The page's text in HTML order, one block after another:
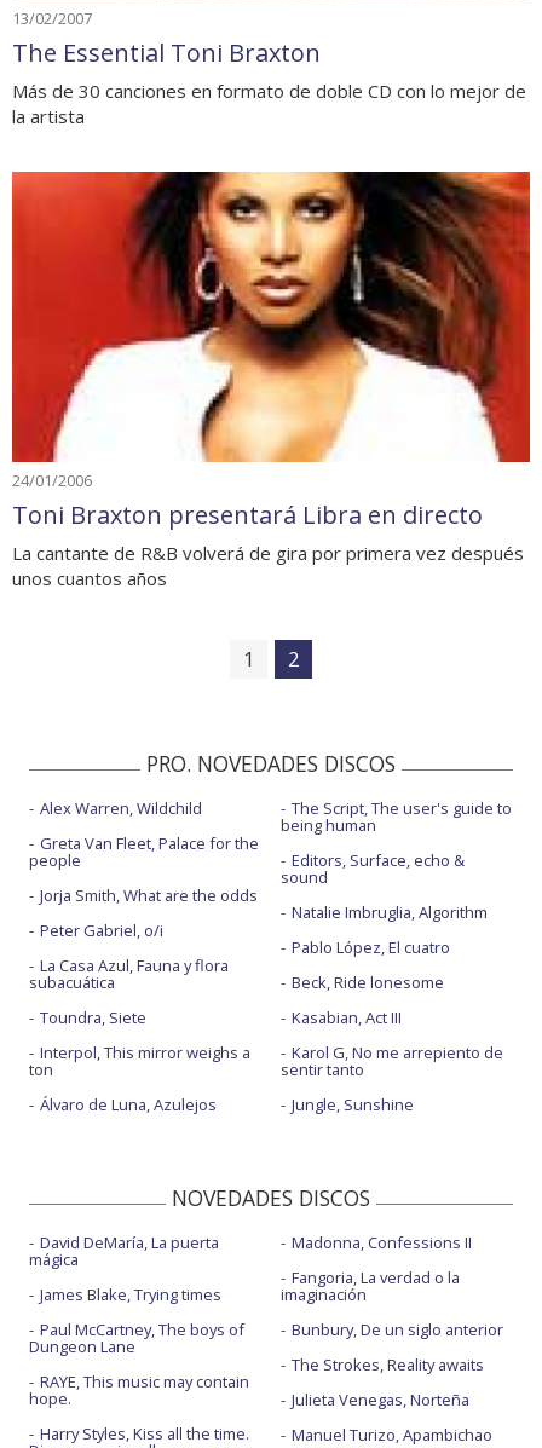
13/02/2007
The Essential Toni Braxton
Más de 30 canciones en formato de doble CD con lo mejor de
la artista
24/01/2006
Toni Braxton presentará Libra en directo
La cantante de R&B volverá de gira por primera vez después
unos cuantos años
1 2
PRO. NOVEDADES DISCOS
Alex Warren, Wildchild
Greta Van Fleet, Palace for the
people
Jorja Smith, What are the odds
Peter Gabriel, o/i
La Casa Azul, Fauna y flora
subacuática
Toundra, Siete
Interpol, This mirror weighs a
ton
Álvaro de Luna, Azulejos
The Script, The user's guide to
being human
Editors, Surface, echo &
sound
Natalie Imbruglia, Algorithm
Pablo López, El cuatro
Beck, Ride lonesome
Kasabian, Act III
Karol G, No me arrepiento de
sentir tanto
Jungle, Sunshine
NOVEDADES DISCOS
David DeMaría, La puerta
mágica
James Blake, Trying times
Paul McCartney, The boys of
Dungeon Lane
RAYE, This music may contain
hope.
Harry Styles, Kiss all the time.
Madonna, Confessions II
Fangoria, La verdad o la
imaginación
Bunbury, De un siglo anterior
The Strokes, Reality awaits
Julieta Venegas, Norteña
Manuel Turizo, Apambichao